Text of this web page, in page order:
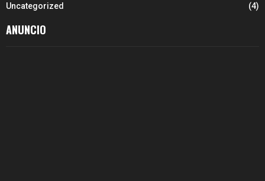
Uncategorized
(4)
ANUNCIO